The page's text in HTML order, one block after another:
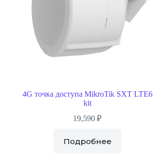
4G точка доступа MikroTik SXT LTE6
kit
19,590₽
Подробнее